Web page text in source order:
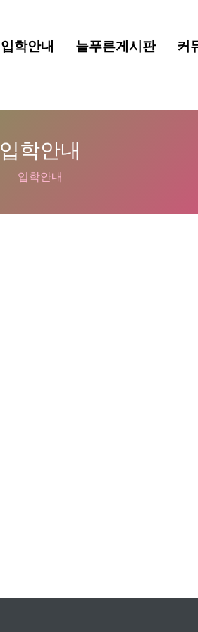
입학안내 늘푸른게시판 커
입학안내
입학안내